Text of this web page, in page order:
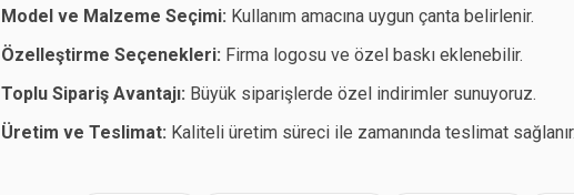
Model ve Malzeme Seçimi: Kullanım amacına uygun çanta belirlenir.
Özelleştirme Seçenekleri: Firma logosu ve özel baskı eklenebilir.
Toplu Sipariş Avantajı: Büyük siparişlerde özel indirimler sunuyoruz.
Üretim ve Teslimat: Kaliteli üretim süreci ile zamanında teslimat sağlanır.